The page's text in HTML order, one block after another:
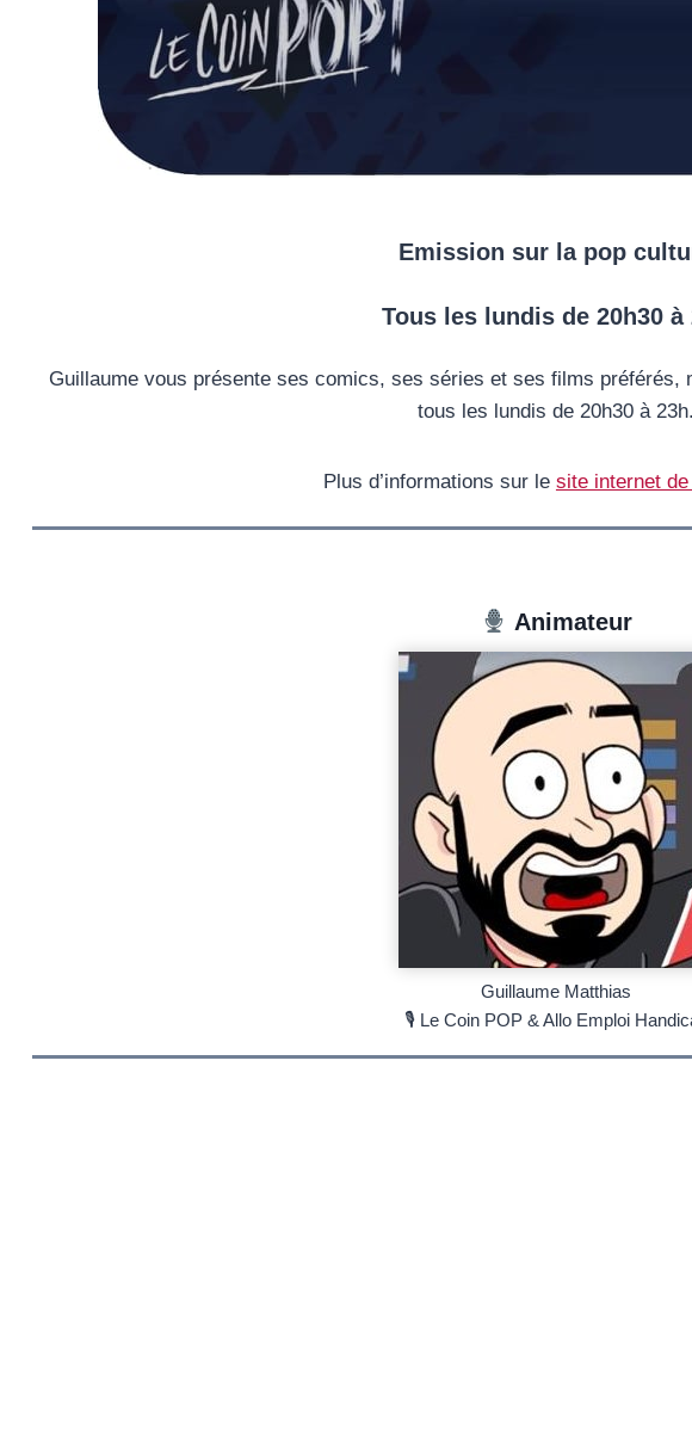
Emission sur la pop
Tous les lundis de 20h30 à
Guillaume vous présente ses comics, ses séries et ses films préférés,
tous les lundis de 20h30 à 23h.
Plus d’informations sur le site internet de
Animateur
Guillaume Matthias
🎙 Le Coin POP & Allo Emploi